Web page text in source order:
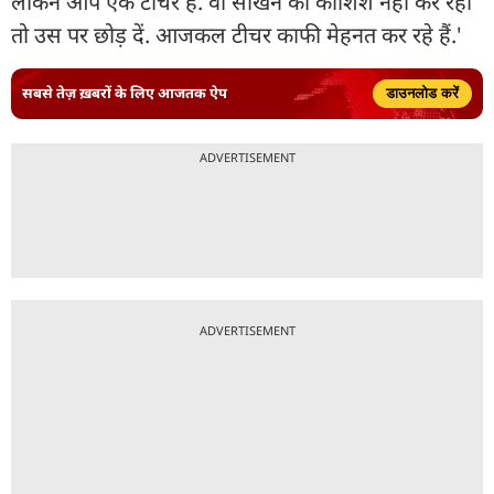
तो उस पर छोड़ दें. आजकल टीचर काफी मेहनत कर रहे हैं.'
सबसे तेज़ ख़बरों के लिए आजतक ऐप डाउनलोड करें
ADVERTISEMENT
ADVERTISEMENT